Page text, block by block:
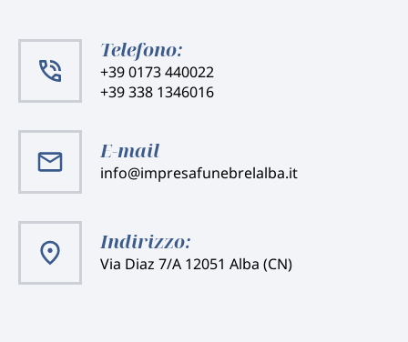
Telefono:
+39 0173 440022
+39 338 1346016
E-mail
info@impresafunebrelalba.it
Indirizzo:
Via Diaz 7/A 12051 Alba (CN)